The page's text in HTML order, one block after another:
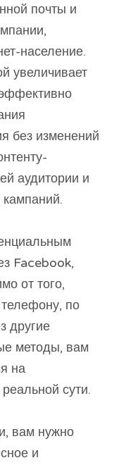
почты и
население.
увеличивает
без изменений
аудитории и
Facebook,
от того,
по
другие
методы, вам
на
сути.
вам нужно
и